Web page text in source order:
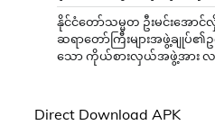
နိုင်ငံတော်သမ္မတ ဦးမင်းအော
ဆရာတော်ကြီးများအဖွဲ့ချုပ်၏
သော ကိုယ်စားလှယ်အဖွဲ့အား
Direct Download APK